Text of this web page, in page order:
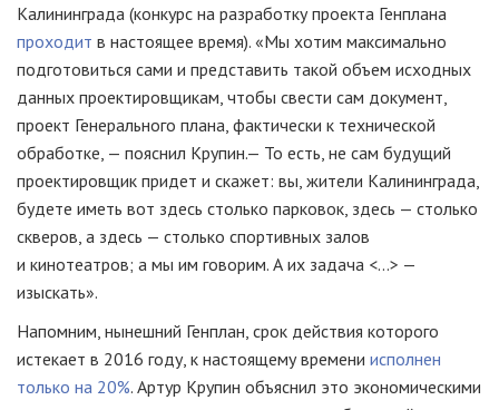
Калининграда (конкурс на разработку проекта Генплана
проходит в настоящее время). «Мы хотим максимально
подготовиться сами и представить такой объем исходных
данных проектировщикам, чтобы свести сам документ,
проект Генерального плана, фактически к технической
обработке, — пояснил Крупин.— То есть, не сам будущий
проектировщик придет и скажет: вы, жители Калининграда,
будете иметь вот здесь столько парковок, здесь — столько
скверов, а здесь — столько спортивных залов
и кинотеатров; а мы им говорим. А их задача <…> —
изыскать».
Напомним, нынешний Генплан, срок действия которого
истекает в 2016 году, к настоящему времени исполнен
только на 20%. Артур Крупин объяснил это экономическими